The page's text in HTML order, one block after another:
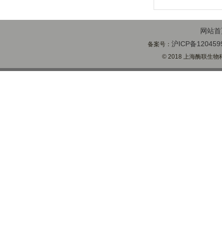
网站
备案号：沪ICP备
© 2018 上海酶联生物